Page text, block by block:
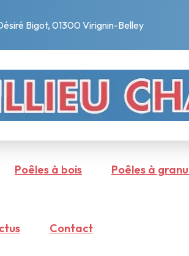
Bigot, 01300 Virignin-Belley
Poêles à bois Poêles à
Contact